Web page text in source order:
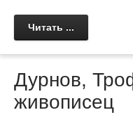
Читать ...
Дурнов,
живописец